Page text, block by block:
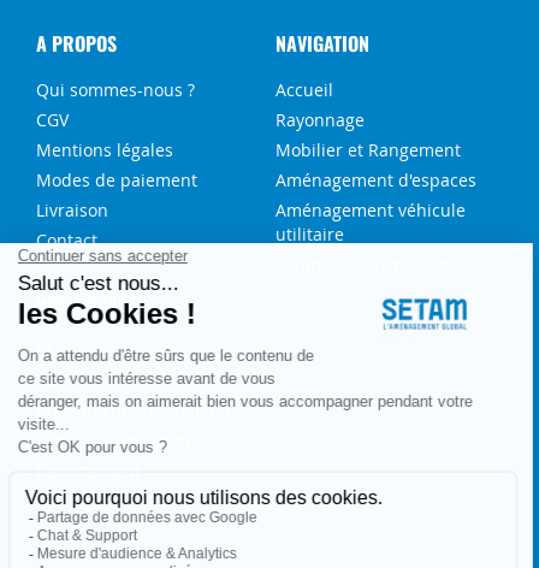
A PROPOS
Qui sommes-nous ?
CGV
Mentions légales
Modes de paiement
Livraison
Contact
NAVIGATION
Accueil
Rayonnage
Mobilier et Rangement
Aménagement d'espaces
Aménagement véhicule
utilitaire
NOS SERVICES
FAQ
Blog
Aide au choix rayonnage
Service de montage
Besoin d'aide ?